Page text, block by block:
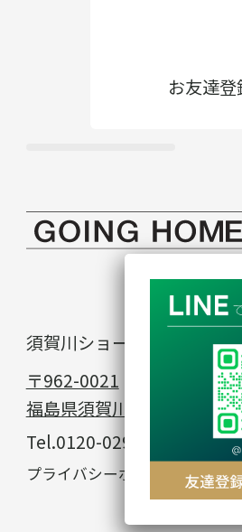
お友達登
須賀川ショールーム
〒962-0021
福島県須賀川市館取町23−1
Tel.0120-029-912
プライバシーポリシー